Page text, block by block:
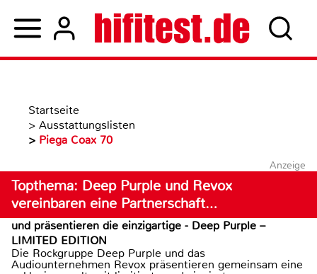
Startseite
> Ausstattungslisten
> Piega Coax 70
Anzeige
Topthema: Deep Purple und Revox
vereinbaren eine Partnerschaft…
und präsentieren die einzigartige - Deep Purple –
LIMITED EDITION
Die Rockgruppe Deep Purple und das
Audiounternehmen Revox präsentieren gemeinsam eine